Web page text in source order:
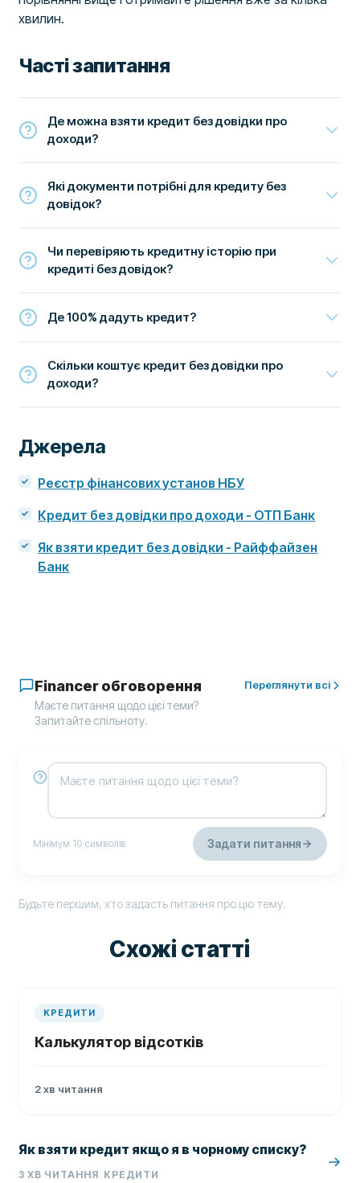
хвилин.
Часті запитання
Де можна взяти кредит без довідки про
доходи?
Які документи потрібні для кредиту без
довідок?
Чи перевіряють кредитну історію при
кредиті без довідок?
Де 100% дадуть кредит?
Скільки коштує кредит без довідки про
доходи?
Джерела
Реєстр фінансових установ НБУ
Кредит без довідки про доходи - ОТП Банк
Як взяти кредит без довідки - Райффайзен
Банк
Financer обговорення
Маєте питання щодо цієї теми?
Запитайте спільноту.
Переглянути всі
Мінімум 10 символів Задати питання
Будьте першим, хто задасть питання про цю тему.
Схожі статті
КРЕДИТИ
Калькулятор відсотків
2 хв читання
Як взяти кредит якщо я в чорному списку?
3 ХВ ЧИТАННЯ КРЕДИТИ